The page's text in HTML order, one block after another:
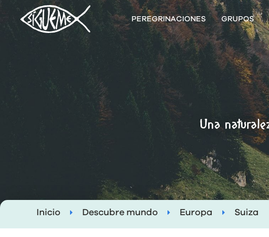
PEREGRINACIONES GRUPOS
Una
Inicio Descubre mundo Europa Suiza